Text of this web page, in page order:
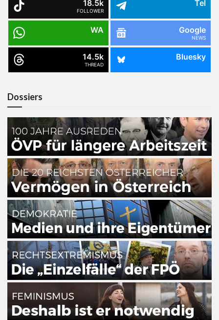
18.5k
FOLLOWER
Tel
WA Google
NEWS
14.5k
THREAD
Bluesky
Dossiers